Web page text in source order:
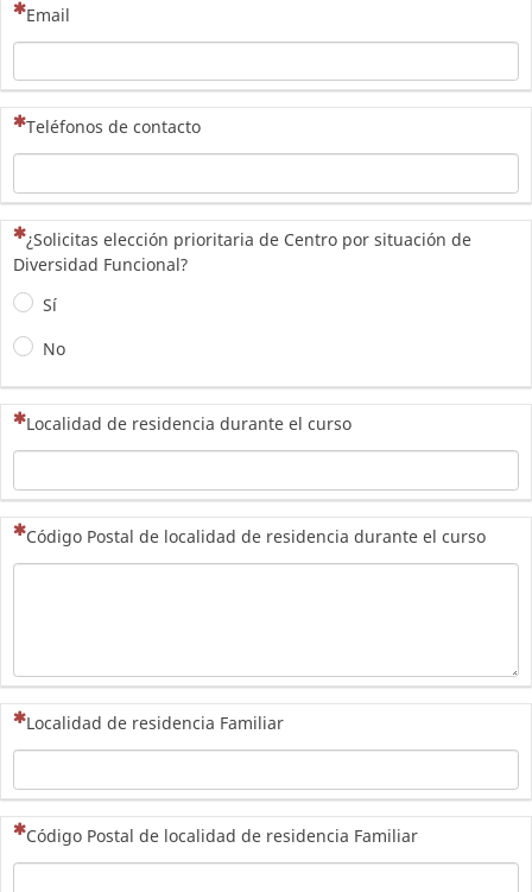
(Esta pregunta es obligatoria)
Email
(Esta pregunta es obligatoria)
Teléfonos de contacto
(Esta pregunta es obligatoria)
¿Solicitas elección prioritaria de Centro por situación de
Diversidad Funcional?
Sí
No
(Esta pregunta es obligatoria)
Localidad de residencia durante el curso
(Esta pregunta es obligatoria)
Código Postal de localidad de residencia durante el curso
(Esta pregunta es obligatoria)
Localidad de residencia Familiar
(Esta pregunta es obligatoria)
Código Postal de localidad de residencia Familiar